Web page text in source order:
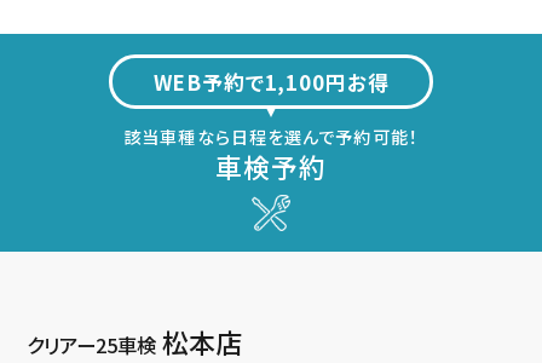
WEB予約で1,100円お得
該当車種なら日程を選んで予約可能！
車検予約
クリアー25車検 松本店